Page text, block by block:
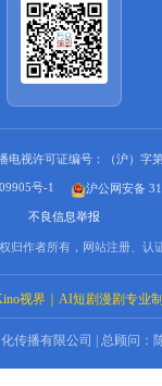
电视许可证编号：（沪）字
号-1 沪公网安备
不良信息举报
归作者所有，网站注册、认
视界｜AI短剧漫剧专业
传播有限公司 | 总顾问：